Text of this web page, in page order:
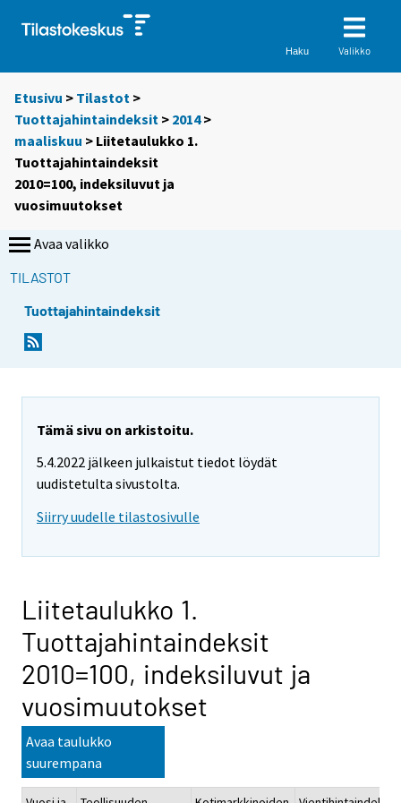
Haku Valikko
Etusivu > Tilastot >
Tuottajahintaindeksit > 2014>
maaliskuu > Liitetaulukko 1.
Tuottajahintaindeksit
2010=100, indeksiluvut ja
vuosimuutokset
Avaa valikko
TILASTOT
Tuottajahintaindeksit
Tämä sivu on arkistoitu.
5.4.2022 jälkeen julkaistut tiedot löydät
uudistetulta sivustolta.
Siirry uudelle tilastosivulle
Liitetaulukko 1.
Tuottajahintaindeksit
2010=100, indeksiluvut ja
vuosimuutokset
Avaa taulukko
suurempana